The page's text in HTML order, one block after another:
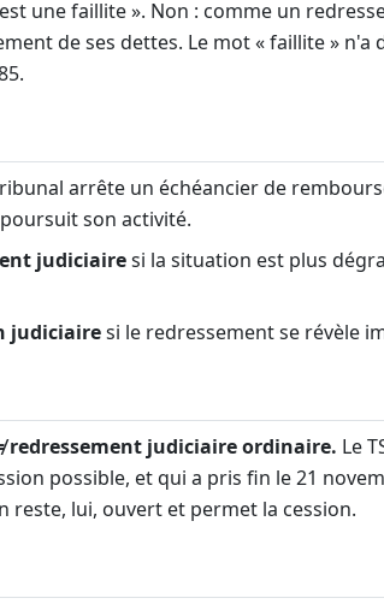
une faillite ». Non : comme un
de ses dettes. Le mot « faillite » n'a
arrête un échéancier de
son activité.
judiciairesi la situation est plus
judiciairesi le redressement se révèle
redressement judiciaire ordinaire. Le
possible, et qui a pris fin le 21
lui, ouvert et permet la cession.